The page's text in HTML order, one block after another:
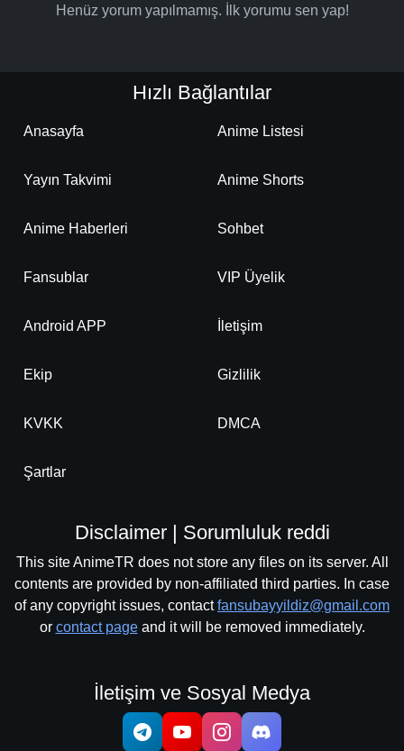
Henüz yorum yapılmamış. İlk yorumu sen yap!
Hızlı Bağlantılar
Anasayfa Anime Listesi
Yayın Takvimi Anime Shorts
Anime Haberleri Sohbet
Fansublar VIP Üyelik
Android APP İletişim
Ekip Gizlilik
KVKK DMCA
Şartlar
Disclaimer | Sorumluluk reddi
This site AnimeTR does not store any files on its server. All
contents are provided by non-affiliated third parties. In case
of any copyright issues, contactfansubayyildiz@gmail.com
or contact pageand it will be removed immediately.
İletişim ve Sosyal Medya